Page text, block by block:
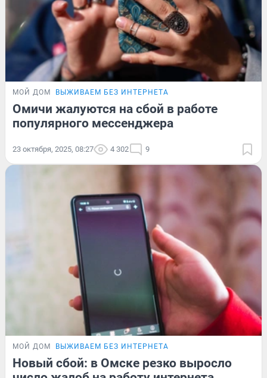
МОЙ ДОМ ВЫЖИВАЕМ БЕЗ ИНТЕРНЕТА
Омичи жалуются на сбой в работе
популярного мессенджера
23 октября, 2025, 08:27 4 302 9
МОЙ ДОМ ВЫЖИВАЕМ БЕЗ ИНТЕРНЕТА
Новый сбой: в Омске резко выросло